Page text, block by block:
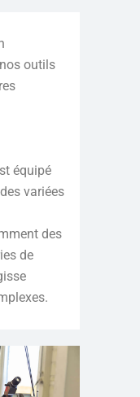
outils
équipé
variées
des
de